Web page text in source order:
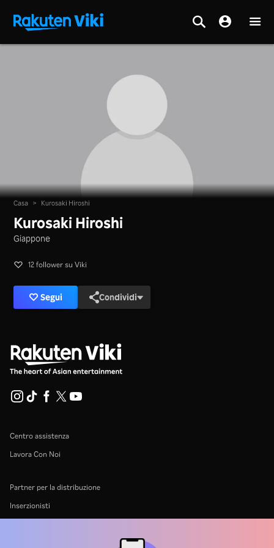
Casa > Kurosaki Hiroshi
Kurosaki Hiroshi
Giappone
12 follower su Viki
Segui Condividi
Centro assistenza
Lavora Con Noi
Partner per la distribuzione
Inserzionisti